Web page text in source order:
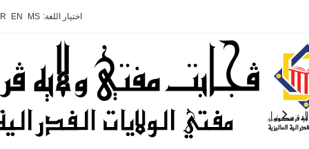
اختيار اللغة: MS
EN